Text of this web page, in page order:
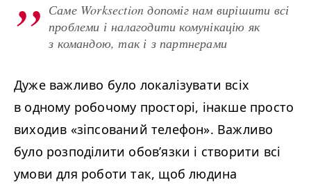
Саме Worksection допоміг нам вирішити всі
проблеми і налагодити комунікацію як
з командою, так і з партнерами
Дуже важливо було локалізувати всіх
в одному робочому просторі, інакше просто
виходив «зіпсований телефон». Важливо
було розподілити обов’язки і створити всі
умови для роботи так, щоб людина